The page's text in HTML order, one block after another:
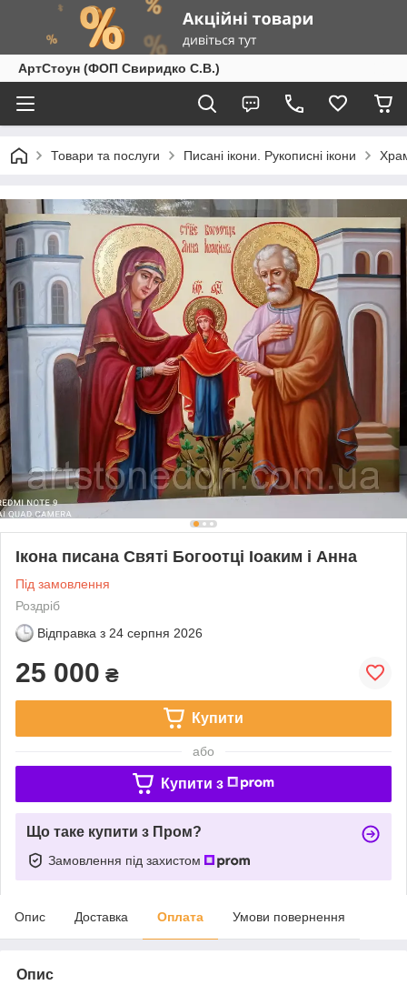
АртСтоун (ФОП Свиридко С.В.)
Товари та послуги Писані ікони. Рукописні ікони
Ікона писана Святі Богоотці Іоаким і Анна
Під замовлення
Роздріб
Відправка з 24 серпня 2026
25 000 ₴
Купити
або
Купити з
Що таке купити з Пром?
Замовлення під захистом
Опис Доставка Оплата Умови повернення
Опис